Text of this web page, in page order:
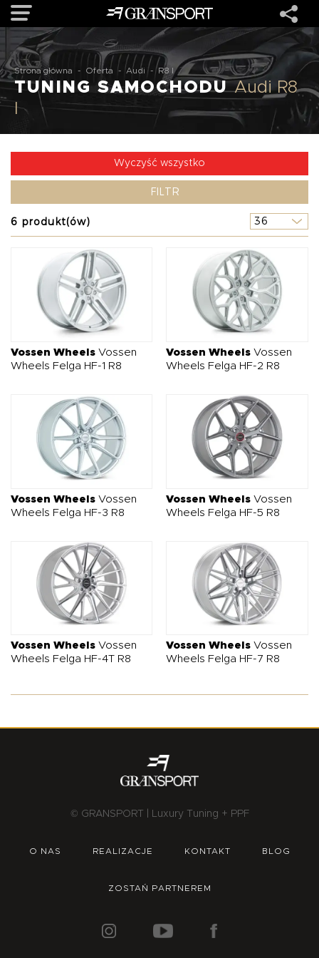
OFERTA
MARKI
O NAS
OFERTA ZOSTAŃ PARTNEREM
Strona główna - Oferta - Audi - R8 I
TUNING SAMOCHODUAudi R8
I
Wyczyść wszystko
FILTR
6 produkt(ów)
Vossen Wheels Vossen
Wheels Felga HF-1 R8
Vossen Wheels Vossen
Wheels Felga HF-2 R8
Vossen Wheels Vossen
Wheels Felga HF-3 R8
Vossen Wheels Vossen
Wheels Felga HF-5 R8
Vossen Wheels Vossen
Wheels Felga HF-4T R8
Vossen Wheels Vossen
Wheels Felga HF-7 R8
© GRANSPORT | Luxury Tuning + PPF
O NAS REALIZACJE KONTAKT BLOG
ZOSTAŃ PARTNEREM